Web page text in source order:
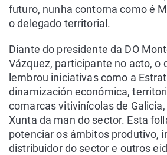
futuro, nunha contorna como é
o delegado territorial.
Diante do presidente da DO
Vázquez, participante no acto, o
lembrou iniciativas como a
dinamización económica,
comarcas vitivinícolas de
Xunta da man do sector. Esta
potenciar os ámbitos produtivo,
distribuidor do sector e outros